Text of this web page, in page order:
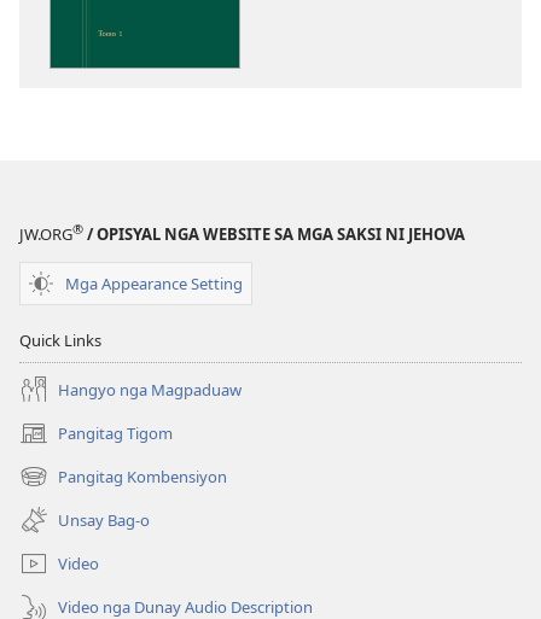
JW.ORG® / OPISYAL NGA WEBSITE SA MGA SAKSI NI JEHOVA
Mga Appearance Setting
Quick Links
Hangyo nga Magpaduaw
Pangitag Tigom
(mo-
open
ug
bag-
ong
window)
Pangitag Kombensiyon
(mo-
open
ug
bag-
ong
window)
Unsay Bag-o
Video
Video nga Dunay Audio Description